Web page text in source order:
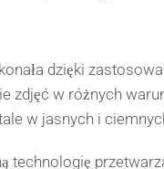
dzięki
zdjęć w różnych
w jasnych i
technologię